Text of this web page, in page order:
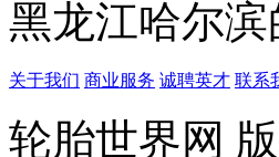
黑龙江哈尔
关于我们 商业服务 诚聘英才 联系
轮胎世界网